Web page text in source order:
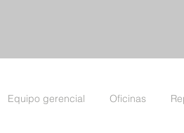
Equipo gerencial Oficinas